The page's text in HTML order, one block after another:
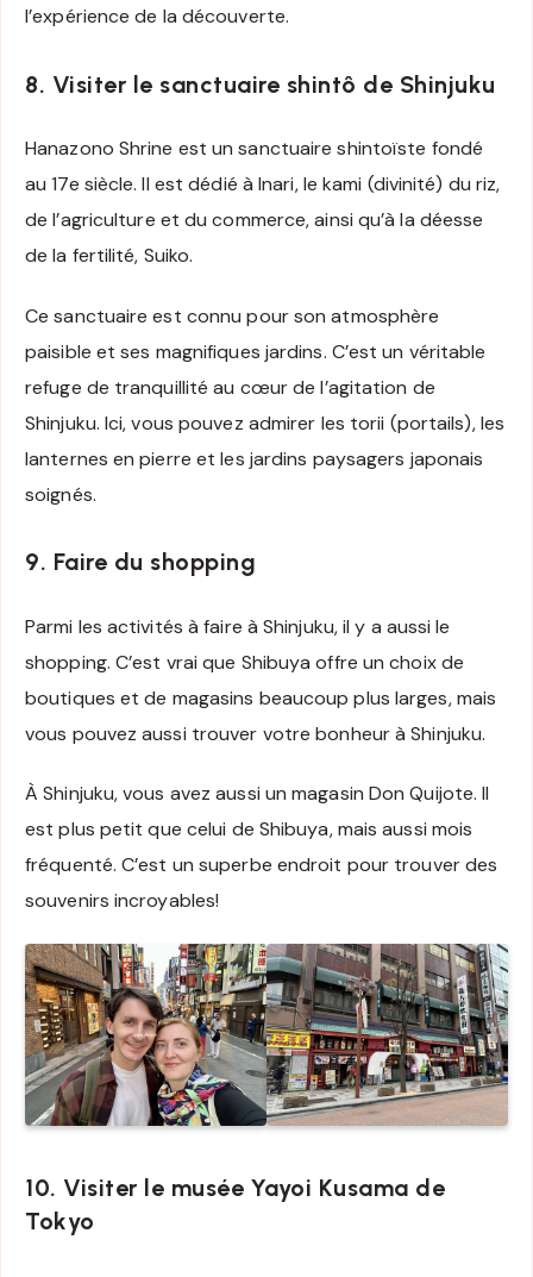
l’expérience de la découverte.
8. Visiter le sanctuaire shintô de Shinjuku
Hanazono Shrine est un sanctuaire shintoïste fondé
au 17e siècle. Il est dédié à Inari, le kami (divinité) du riz,
de l’agriculture et du commerce, ainsi qu’à la déesse
de la fertilité, Suiko.
Ce sanctuaire est connu pour son atmosphère
paisible et ses magnifiques jardins. C’est un véritable
refuge de tranquillité au cœur de l’agitation de
Shinjuku. Ici, vous pouvez admirer les torii (portails), les
lanternes en pierre et les jardins paysagers japonais
soignés.
9. Faire du shopping
Parmi les activités à faire à Shinjuku, il y a aussi le
shopping. C’est vrai que Shibuya offre un choix de
boutiques et de magasins beaucoup plus larges, mais
vous pouvez aussi trouver votre bonheur à Shinjuku.
À Shinjuku, vous avez aussi un magasin Don Quijote. Il
est plus petit que celui de Shibuya, mais aussi mois
fréquenté. C’est un superbe endroit pour trouver des
souvenirs incroyables!
10. Visiter le musée Yayoi Kusama de
Tokyo